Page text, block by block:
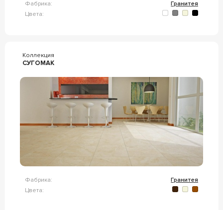
Фабрика:
Гранитея
Цвета:
Коллекция
СУГОМАК
Фабрика:
Гранитея
Цвета: